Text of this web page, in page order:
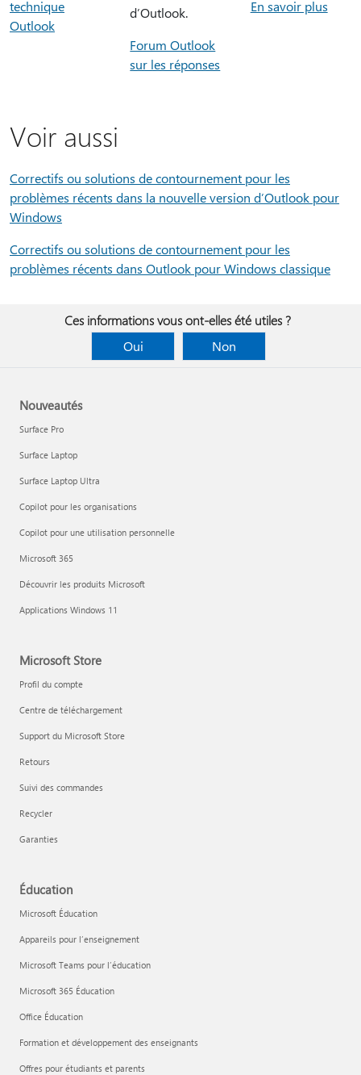
technique
Outlook
d’Outlook.
Forum Outlook
sur les réponses
En savoir plus
Voir aussi
Correctifs ou solutions de contournement pour les
problèmes récents dans la nouvelle version d’Outlook pour
Windows
Correctifs ou solutions de contournement pour les
problèmes récents dans Outlook pour Windows classique
Ces informations vous ont-elles été utiles ?
Oui
Non
Nouveautés
Surface Pro
Surface Laptop
Surface Laptop Ultra
Copilot pour les organisations
Copilot pour une utilisation personnelle
Microsoft 365
Découvrir les produits Microsoft
Applications Windows 11
Microsoft Store
Profil du compte
Centre de téléchargement
Support du Microsoft Store
Retours
Suivi des commandes
Recycler
Garanties
Éducation
Microsoft Éducation
Appareils pour l’enseignement
Microsoft Teams pour l’éducation
Microsoft 365 Éducation
Office Éducation
Formation et développement des enseignants
Offres pour étudiants et parents